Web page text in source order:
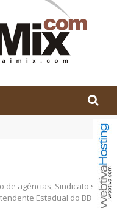
representam o Brasil no
agências, Sindicato se
Estadual do BB